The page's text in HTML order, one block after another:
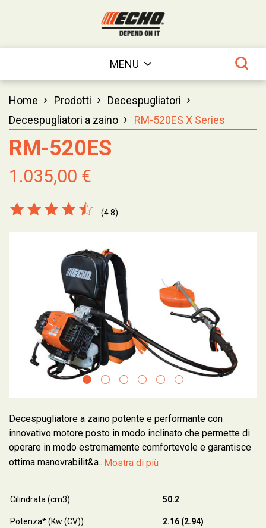
MENU
Home › Prodotti › Decespugliatori ›
Decespugliatori a zaino › RM-520ES X Series
RM-520ES
1.035,00 €
(4.8)
Decespugliatore a zaino potente e performante con
innovativo motore posto in modo inclinato che permette di
operare in modo estremamente comfortevole e garantisce
ottima manovrabilit&a...Mostra di più
Cilindrata (cm3) 50.2
Potenza* (Kw (CV)) 2.16 (2.94)